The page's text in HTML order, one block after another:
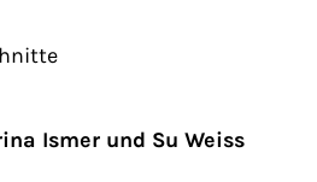
Ismer und Su Weiss